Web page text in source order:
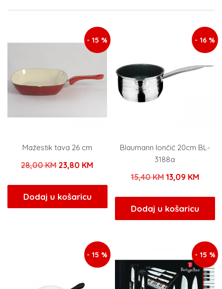
- 15 %
Mažestik tava 26 cm
28,00KM Izvorna
bila
je:
23,80 KM
23,80 KM.
Dodaj u košaricu
- 16 %
Blaumann lončić 20cm BL-
3188a
15,40KM Izvorna
bila
je:
13,09 KM
je:
13,09
Dodaj u košaricu
- 15 % - 15 %